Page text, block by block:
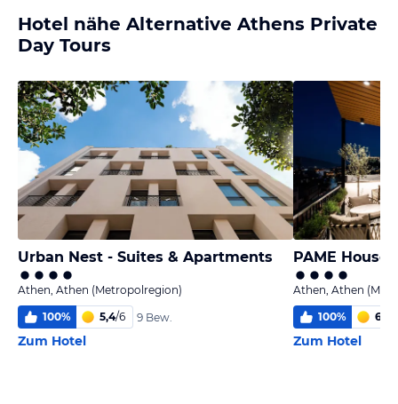
Hotel nähe Alternative Athens Private
Day Tours
Urban Nest - Suites & Apartments
Athen, Athen (Metropolregion)
100% 5,4/6 9 Bew.
Zum Hotel
PAME House
Athen, Athen
100% 6
Zum Hotel